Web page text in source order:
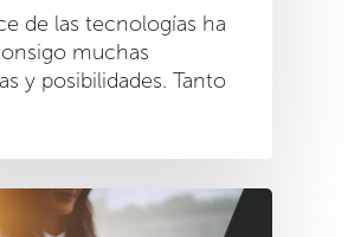
de las tecnologías ha
muchas
y posibilidades. Tanto